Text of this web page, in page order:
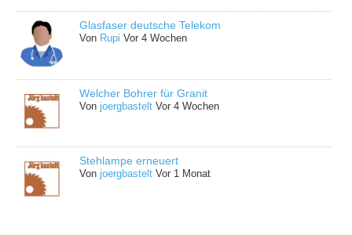
Glasfaser deutsche Telekom
Von Rupi Vor 4 Wochen
Welcher Bohrer für Granit
Vonjoergbastelt Vor 4 Wochen
Stehlampe erneuert
Vonjoergbastelt Vor 1 Monat